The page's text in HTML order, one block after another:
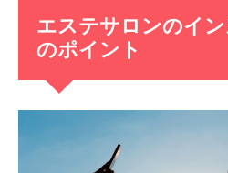
エステサロンのイ
のポイント